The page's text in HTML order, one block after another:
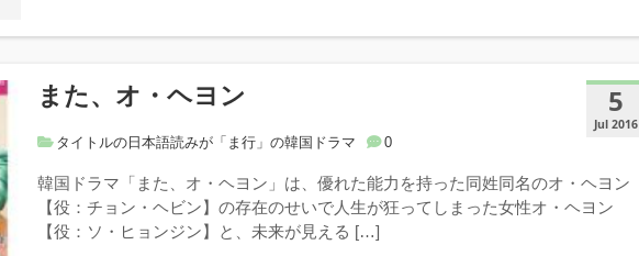
5
Jul 2016
また、オ・ヘヨン
タイトルの日本語読みが「ま行」の韓国ドラマ 0
韓国ドラマ「また、オ・ヘヨン」は、優れた能力を持った同姓同名のオ・ヘヨン
【役：チョン・ヘビン】の存在のせいで人生が狂ってしまった女性オ・ヘヨン
【役：ソ・ヒョンジン】と、未来が見える […]